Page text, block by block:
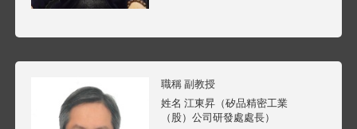
職稱 副教授
姓名 江東昇（矽品精密工業
（股）公司研發處處長）